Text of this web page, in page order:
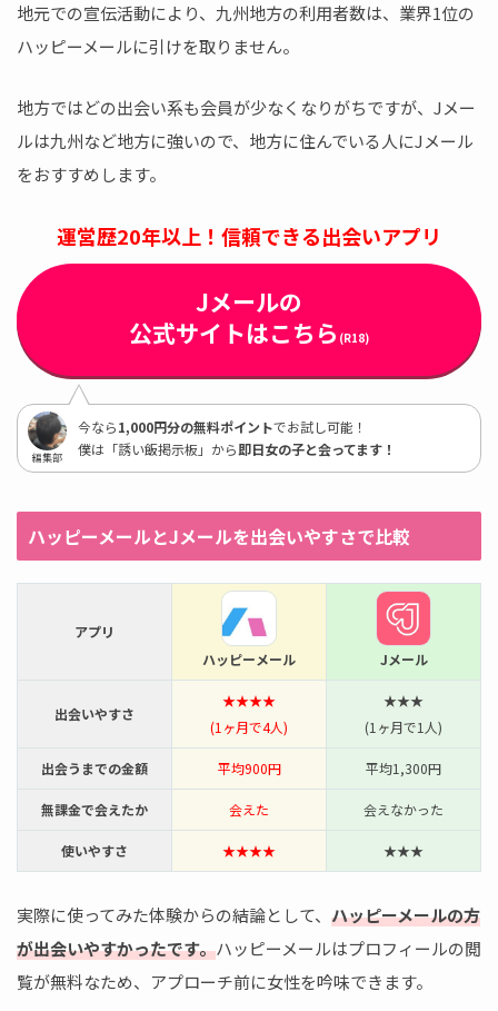
地元での宣伝活動により、九州地方の利用者数は、業界1位の
ハッピーメールに引けを取りません。
地方ではどの出会い系も会員が少なくなりがちですが、Jメー
ルは九州など地方に強いので、地方に住んでいる人にJメール
をおすすめします。
運営歴20年以上！信頼できる出会いアプリ
Jメールの
公式サイトはこちら (R18)
編集部
今なら1,000円分の無料ポイントでお試し可能！
僕は「誘い飯掲示板」から即日女の子と会ってます！
ハッピーメールとJメールを出会いやすさで比較
アプリ
ハッピーメール
Jメール
出会いやすさ
★★★★
(1ヶ月で4人)
★★★
(1ヶ月で1人)
出会うまでの金額 平均900円 平均1,300円
無課金で会えたか 会えた 会えなかった
使いやすさ ★★★★ ★★★
実際に使ってみた体験からの結論として、 ハッピーメールの方
が出会いやすかったです。ハッピーメールはプロフィールの閲
覧が無料なため、アプローチ前に女性を吟味できます。